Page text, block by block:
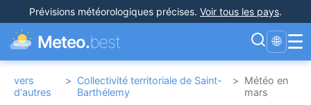
Prévisions météorologiques précises. Voir tous les pays.
Meteo.best 🌐 ☰
vers
d'autres
> Collectivité territoriale de Saint-
Barthélemy
> Météo en
mars